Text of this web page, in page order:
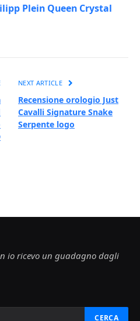
Plein Queen Crystal
NEXT ARTICLE
Recensione orologio Just
Cavalli Signature Snake
Serpente logo
io ricevo un guadagno dagli